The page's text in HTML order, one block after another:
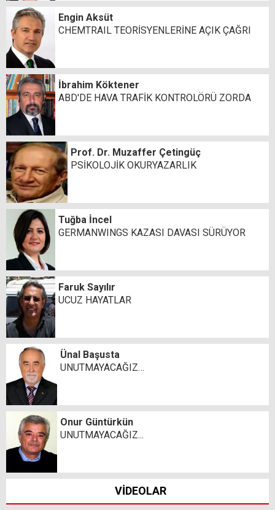
Engin Aksüt
CHEMTRAIL TEORİSYENLERİNE AÇIK ÇAĞRI
İbrahim Köktener
ABD'DE HAVA TRAFİK KONTROLÖRÜ ZORDA
Prof. Dr. Muzaffer Çetingüç
PSİKOLOJİK OKURYAZARLIK
Tuğba İncel
GERMANWINGS KAZASI DAVASI SÜRÜYOR
Faruk Sayılır
UCUZ HAYATLAR
Ünal Başusta
UNUTMAYACAĞIZ…
Onur Güntürkün
UNUTMAYACAĞIZ...
VİDEOLAR